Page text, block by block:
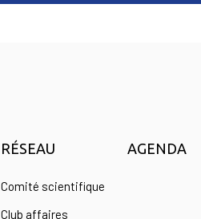
RÉSEAU
Comité scientifique
Club affaires
AGENDA